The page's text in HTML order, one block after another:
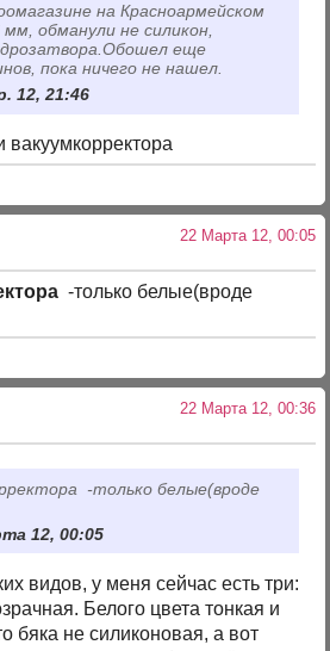
на Красноармейском
мм, обманули не силикон,
еще
пока ничего не нашел.
12, 21:46
вакуумкорректора
22 Марта 12, 00:05
-только белые(вроде
22 Марта 12, 00:36
-только белые(вроде
12, 00:05
видов, у меня сейчас есть три:
Белого цвета тонкая и
бяка не силиконовая, а вот